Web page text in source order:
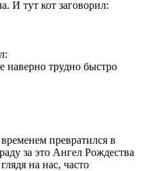
И тут кот заговорил:
наверно трудно быстро
превратился в
за это Ангел Рождества
на нас, часто